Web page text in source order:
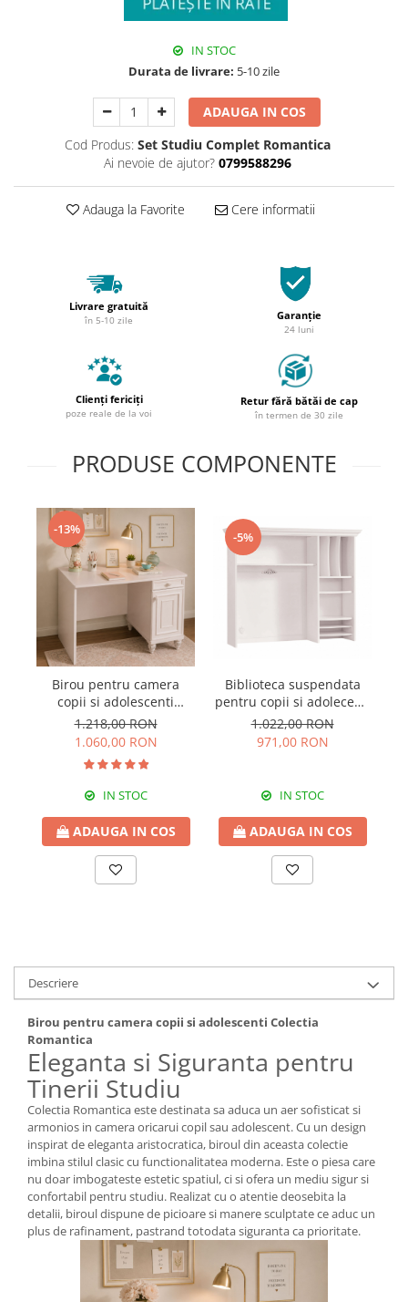
IN STOC
Durata de livrare: 5-10 zile
ADAUGA IN COS
Cod Produs: Set Studiu Complet Romantica
Ai nevoie de ajutor? 0799588296
Adauga la Favorite Cere informatii
Livrare gratuită
în 5-10 zile Garanție
24 luni
Clienți fericiți
poze reale de la voi
Retur fără bătăi de cap
în termen de 30 zile
PRODUSE COMPONENTE
-13%
Birou pentru camera
copii si adolescenti
Colectia Romantica
1.218,00 RON
1.060,00 RON
IN STOC
ADAUGA IN COS
-5%
Biblioteca suspendata
pentru copii si adolecenti
Colectia Romantica
1.022,00 RON
971,00 RON
IN STOC
ADAUGA IN COS
Descriere
Birou pentru camera copii si adolescenti Colectia
Romantica
Eleganta si Siguranta pentru
Tinerii Studiu
Colectia Romantica este destinata sa aduca un aer sofisticat si
armonios in camera oricarui copil sau adolescent. Cu un design
inspirat de eleganta aristocratica, biroul din aceasta colectie
imbina stilul clasic cu functionalitatea moderna. Este o piesa care
nu doar imbogateste estetic spatiul, ci si ofera un mediu sigur si
confortabil pentru studiu. Realizat cu o atentie deosebita la
detalii, biroul dispune de picioare si manere sculptate ce aduc un
plus de rafinament, pastrand totodata siguranta ca prioritate.